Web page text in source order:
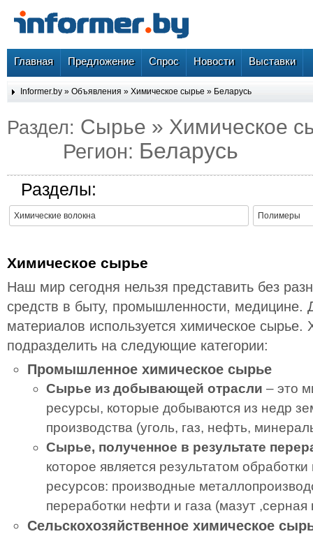
Главная Предложение Спрос Новости Выставки
Informer.by » Объявления » Химическое сырье » Беларусь
Раздел: Сырье » Химическое
Регион: Беларусь
Разделы:
Химические волокна Полимеры
Химическое сырье
Наш мир сегодня нельзя представить без
средств в быту, промышленности, медицине.
материалов используется химическое
подразделить на следующие категории:
Промышленное химическое сырье
Сырье из добывающей отрасли – это
ресурсы, которые добываются из недр
производства (уголь, газ, нефть,
Сырье, полученное в результате
которое является результатом
ресурсов: производные
переработки нефти и газа (мазут
Сельскохозяйственное химическое